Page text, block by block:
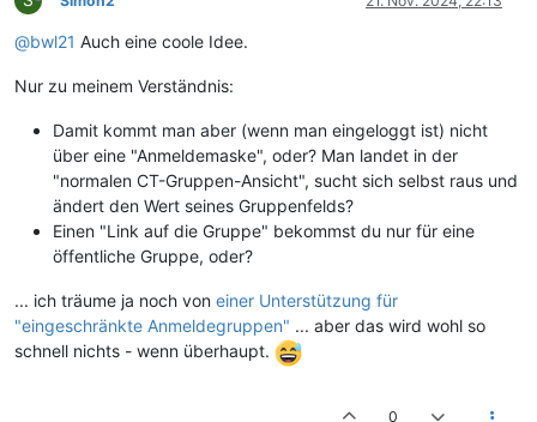
@bwl21 Auch eine coole Idee.
Nur zu meinem Verständnis:
Damit kommt man aber (wenn man eingeloggt ist) nicht
über eine "Anmeldemaske", oder? Man landet in der
"normalen CT-Gruppen-Ansicht", sucht sich selbst raus und
ändert den Wert seines Gruppenfelds?
Einen "Link auf die Gruppe" bekommst du nur für eine
öffentliche Gruppe, oder?
... ich träume ja noch von einer Unterstützung für
"eingeschränkte Anmeldegruppen" ... aber das wird wohl so
schnell nichts - wenn überhaupt.
0